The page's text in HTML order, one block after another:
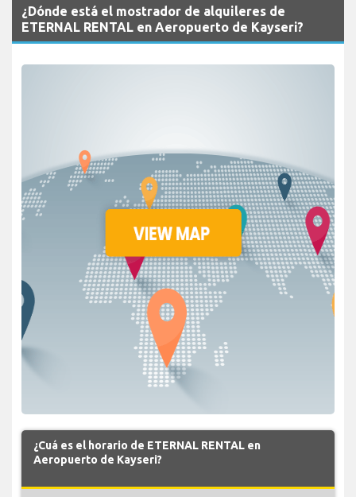
¿Dónde está el mostrador de alquileres de
ETERNAL RENTAL en Aeropuerto de Kayseri?
¿Cuá es el horario de ETERNAL RENTAL en
Aeropuerto de Kayseri?